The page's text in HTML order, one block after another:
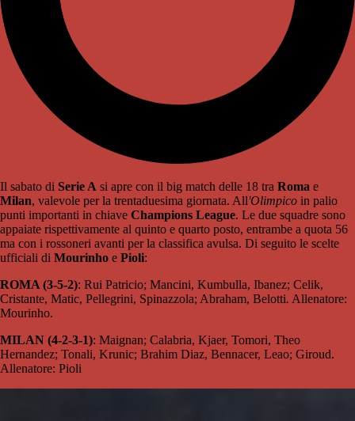
Il sabato di Serie A si apre con il big match delle 18 tra Roma e
Milan, valevole per la trentaduesima giornata. All'Olimpico in palio
punti importanti in chiave Champions League. Le due squadre sono
appaiate rispettivamente al quinto e quarto posto, entrambe a quota 56
ma con i rossoneri avanti per la classifica avulsa. Di seguito le scelte
ufficiali di Mourinho e Pioli:
ROMA (3-5-2): Rui Patricio; Mancini, Kumbulla, Ibanez; Celik,
Cristante, Matic, Pellegrini, Spinazzola; Abraham, Belotti. Allenatore:
Mourinho.
MILAN (4-2-3-1): Maignan; Calabria, Kjaer, Tomori, Theo
Hernandez; Tonali, Krunic; Brahim Diaz, Bennacer, Leao; Giroud.
Allenatore: Pioli